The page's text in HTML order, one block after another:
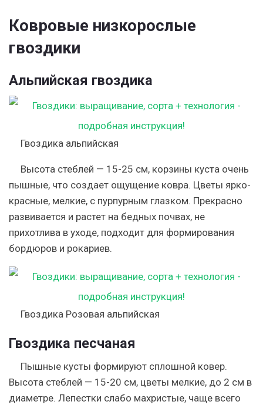
Ковровые низкорослые
гвоздики
Альпийская гвоздика
Гвоздика альпийская
Высота стеблей — 15-25 см, корзины куста очень
пышные, что создает ощущение ковра. Цветы ярко-
красные, мелкие, с пурпурным глазком. Прекрасно
развивается и растет на бедных почвах, не
прихотлива в уходе, подходит для формирования
бордюров и рокариев.
Гвоздика Розовая альпийская
Гвоздика песчаная
Пышные кусты формируют сплошной ковер.
Высота стеблей — 15-20 см, цветы мелкие, до 2 см в
диаметре. Лепестки слабо махристые, чаще всего